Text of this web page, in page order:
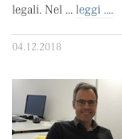
legali. Nel ... leggi ....
04.12.2018